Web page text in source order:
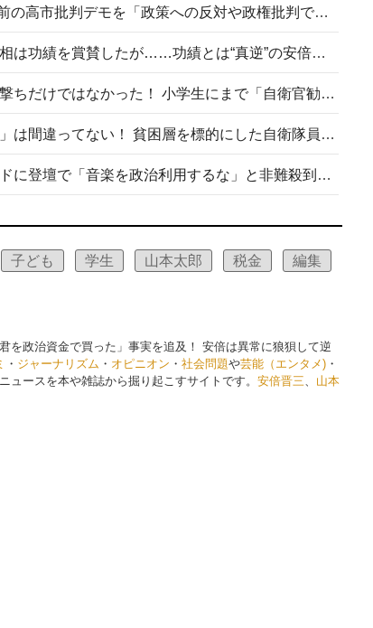
山里亮太が『DayDay.』で国会前の高市批判デモを「政策への反対や政権批判でない」と捻じ曲げ解説 デモ参加者から批判殺到
安倍晋三元首相の命日で高市首相は功績を賞賛したが……功績とは“真逆”の安倍元首相のトンデモ発言を振り返る
自衛隊リクルートは貧困層狙い撃ちだけではなかった！ 小学生にまで「自衛官勧誘」目的のパンフレット作成
「自衛隊は経済的に厳しい子が」は間違ってない！ 貧困層を標的にした自衛隊員募集、やす子、山上被告も…日本でも進む“経済的徴兵制”
高市首相がミュージックアワードに登壇で「音楽を政治利用するな」と非難殺到！ MAJの国策的本質を批判する声も
子ども 学生 山本太郎 税金 編集
を政治資金で買った」事実を追及！ 安倍は異常に狼狽して逆
・ ジャーナリズム ・ オピニオン ・ 社会問題や芸能（エンタメ) ・
ュースを本や雑誌から掘り起こすサイトです。 安倍晋三、 山本